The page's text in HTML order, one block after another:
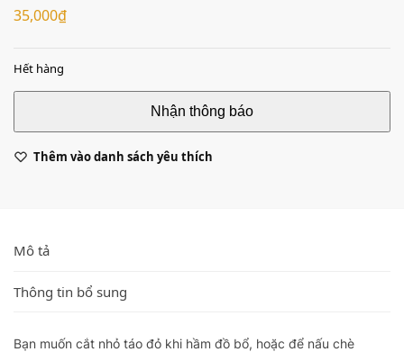
35,000₫
Hết hàng
Thêm vào danh sách yêu thích
Mô tả
Thông tin bổ sung
Bạn muốn cắt nhỏ táo đỏ khi hầm đồ bổ, hoặc để nấu chè